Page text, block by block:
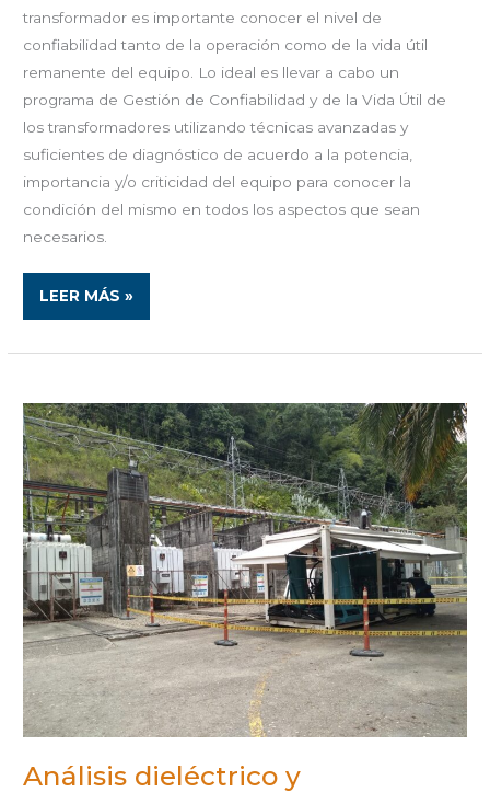
transformador es importante conocer el nivel de
confiabilidad tanto de la operación como de la vida útil
remanente del equipo. Lo ideal es llevar a cabo un
programa de Gestión de Confiabilidad y de la Vida Útil de
los transformadores utilizando técnicas avanzadas y
suficientes de diagnóstico de acuerdo a la potencia,
importancia y/o criticidad del equipo para conocer la
condición del mismo en todos los aspectos que sean
necesarios.
LEER MÁS »
Análisis dieléctrico y
ANÁLISIS
DIELÉCTRICO
Y
FISICOQUÍMICO
DEL
ACEITE
MINERAL
AISLANTE,
DETERMINANTE
PARA
EL
MANTENIMIENTO
A
TRANSFORMADORES